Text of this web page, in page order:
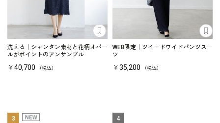
あとで見る
洗える｜シャンタン素材と花柄オパー
ルがポイントのアンサンブル
￥40,700 （税込）
あ
WEB限定｜ツイードワイドパンツスー
ツ
￥35,200 （税込）
3 4